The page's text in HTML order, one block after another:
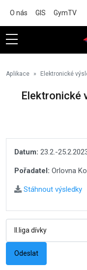
O nás GIS GymTV
Aplikace Elektronické
Elektronické
Datum: 23.2.-
Pořadatel: Orlovna
Stáhnout výsledky